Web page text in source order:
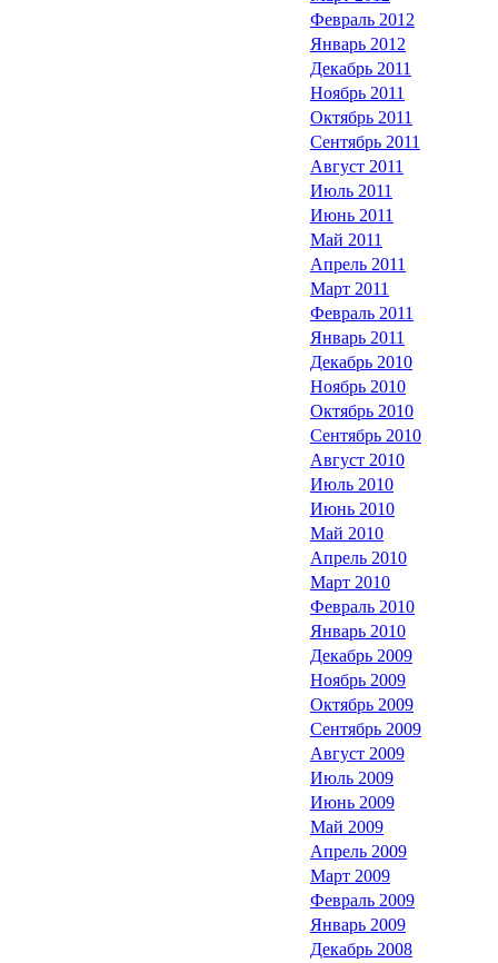
Февраль 2012
Январь 2012
Декабрь 2011
Ноябрь 2011
Октябрь 2011
Сентябрь 2011
Август 2011
Июль 2011
Июнь 2011
Май 2011
Апрель 2011
Март 2011
Февраль 2011
Январь 2011
Декабрь 2010
Ноябрь 2010
Октябрь 2010
Сентябрь 2010
Август 2010
Июль 2010
Июнь 2010
Май 2010
Апрель 2010
Март 2010
Февраль 2010
Январь 2010
Декабрь 2009
Ноябрь 2009
Октябрь 2009
Сентябрь 2009
Август 2009
Июль 2009
Июнь 2009
Май 2009
Апрель 2009
Март 2009
Февраль 2009
Январь 2009
Декабрь 2008